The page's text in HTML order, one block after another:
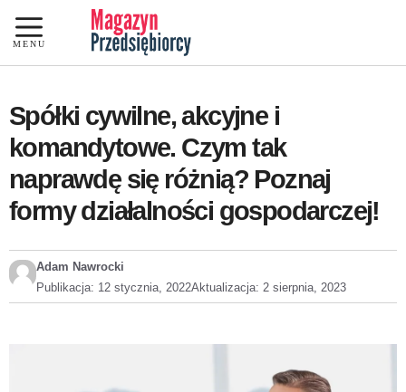
Przejdź
do
treści
MENU
Spółki cywilne, akcyjne i
komandytowe. Czym tak
naprawdę się różnią? Poznaj
formy działalności gospodarczej!
Adam Nawrocki
Publikacja: 12 stycznia, 2022Aktualizacja: 2 sierpnia, 2023